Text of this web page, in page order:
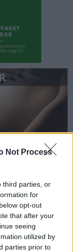
Not Process
third parties, or
for
opt-out
that after your
seeing
utilized by
parties prior to
att